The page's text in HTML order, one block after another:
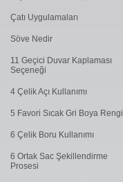
Çatı Uygulamaları
Söve Nedir
11 Geçici Duvar Kaplaması
Seçeneği
4 Çelik Açı Kullanımı
5 Favori Sıcak Gri Boya Rengi
6 Çelik Boru Kullanımı
6 Ortak Sac Şekillendirme
Prosesi